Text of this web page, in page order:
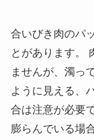
合いびき肉のパ
とがあります。
ませんが、濁っ
ように見える、
合は注意が必要
膨らんでいる場